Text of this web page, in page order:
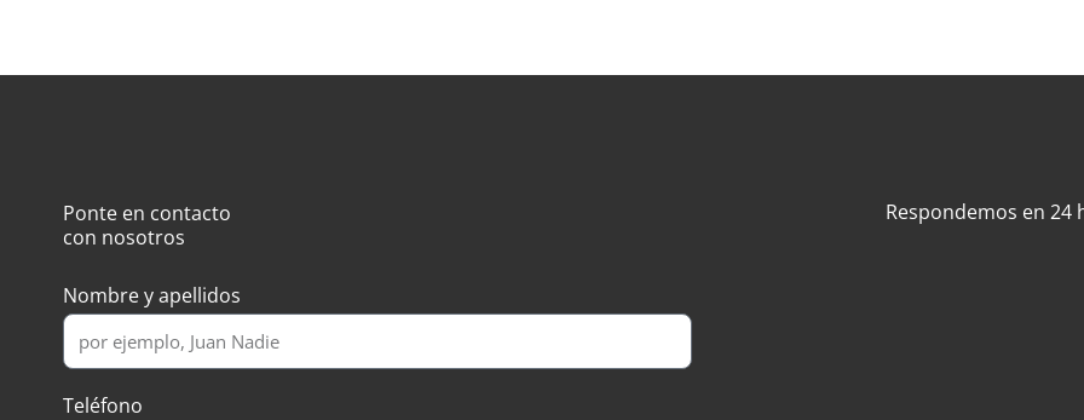
Ponte en contacto
con nosotros
Nombre y apellidos
Teléfono
Respondemos en 24